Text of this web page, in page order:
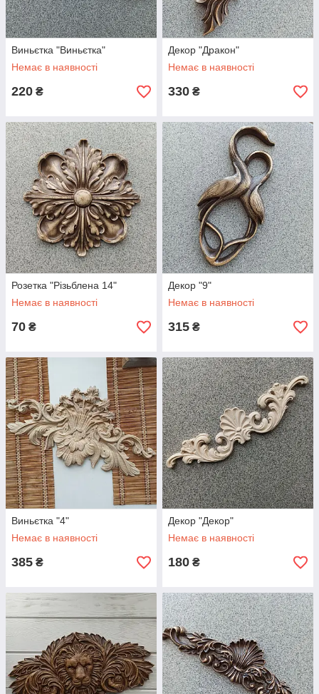
Виньєтка "Виньєтка"
Немає в наявності
220 ₴
Декор "Дракон"
Немає в наявності
330 ₴
Розетка "Різьблена 14"
Немає в наявності
70 ₴
Декор "9"
Немає в наявності
315 ₴
Виньєтка "4"
Немає в наявності
385 ₴
Декор "Декор"
Немає в наявності
180 ₴